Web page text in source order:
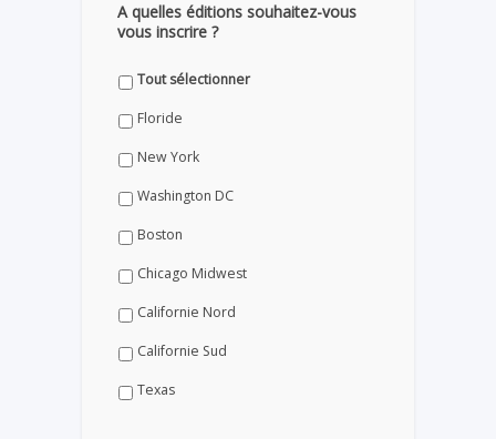
A quelles éditions souhaitez-vous
vous inscrire ?
Tout sélectionner
Floride
New York
Washington DC
Boston
Chicago Midwest
Californie Nord
Californie Sud
Texas